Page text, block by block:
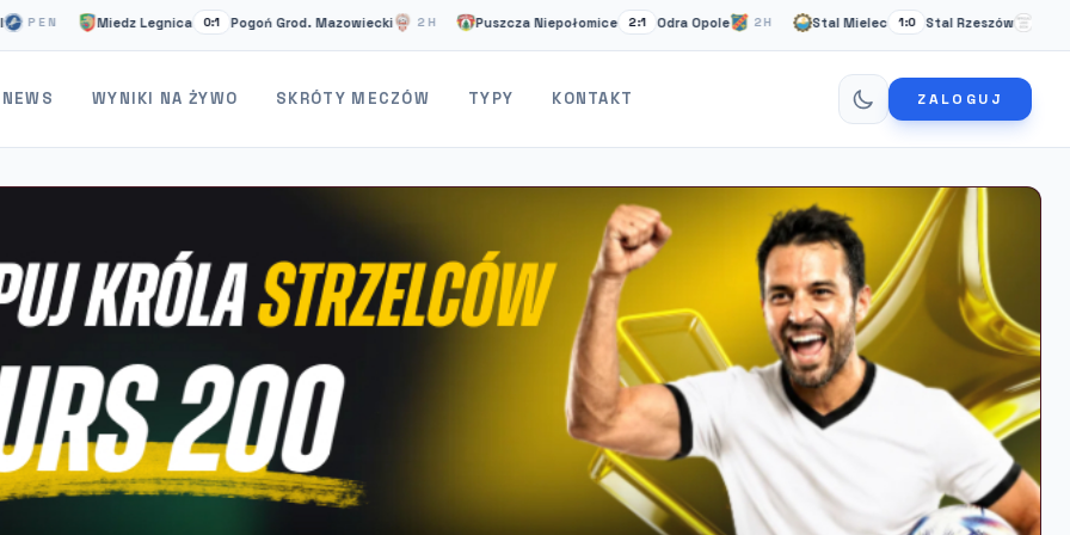
Miedz Legnica 0:1 Pogoń Grod. Mazowiecki 2H Puszcza Niepołomice 2:1 Odra Opole 2H Stal Mielec 1:0 Stal Rzeszów 2H
NEWS WYNIKI NA ŻYWO SKRÓTY MECZÓW TYPY KONTAKT ZALOGUJ